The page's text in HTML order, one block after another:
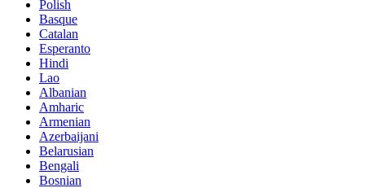
Polish
Basque
Catalan
Esperanto
Hindi
Lao
Albanian
Amharic
Armenian
Azerbaijani
Belarusian
Bengali
Bosnian